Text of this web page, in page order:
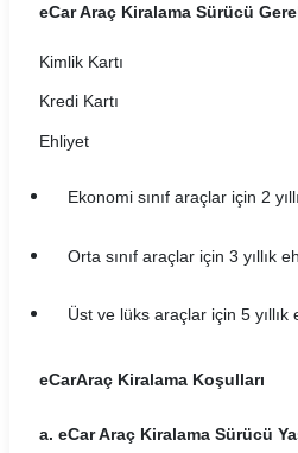
Autojet Araç Kiralama Koşulları
Autoland Araç Kiralama Koşulları
Carvento Araç Kiralama Koşulları
CarwinGo Araç Kiralama Koşulları
Cizgi Araç Kiralama Koşulları
eCar Araç Kiralama Sürücü
Kimlik Kartı
Kredi Kartı
Ehliyet
Ekonomi sınıf araçlar için 2
Orta sınıf araçlar için 3 yıllık
Üst ve lüks araçlar için 5 yıllık
eCarAraç Kiralama Koşulları
a. eCar Araç Kiralama Sürücü